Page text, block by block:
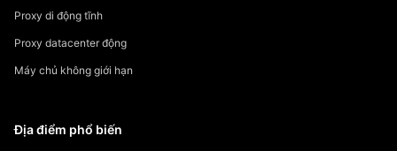
Proxy di động tĩnh
Proxy datacenter động
Máy chủ không giới hạn
Địa điểm phổ biến